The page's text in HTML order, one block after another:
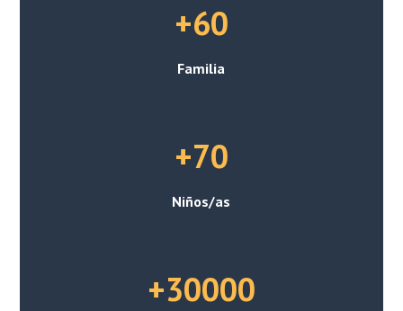
+60
Familia
+70
Niños/as
+30000